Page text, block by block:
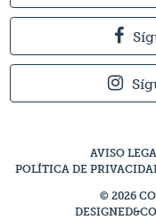
AVISO
POLÍTICA DE
© 2026